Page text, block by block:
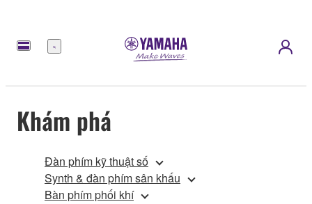
Menu
Khám phá
Đàn phím kỹ thuật số
Synth & đàn phím sân khấu
Bàn phím phối khí